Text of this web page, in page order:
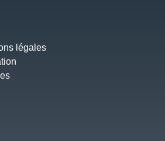
légales